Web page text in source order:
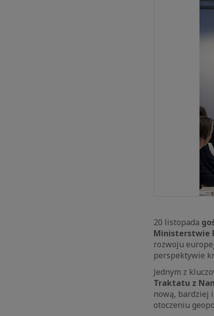
20 listopada
Ministerstwie
rozwoju
perspektywie
Jednym z
Traktatu z
nową, bardziej
otoczeniu